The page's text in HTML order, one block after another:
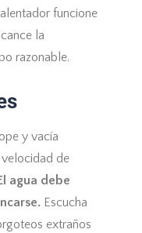
funcione
la
razonable.
y vacía
de
agua debe
Escucha
extraños